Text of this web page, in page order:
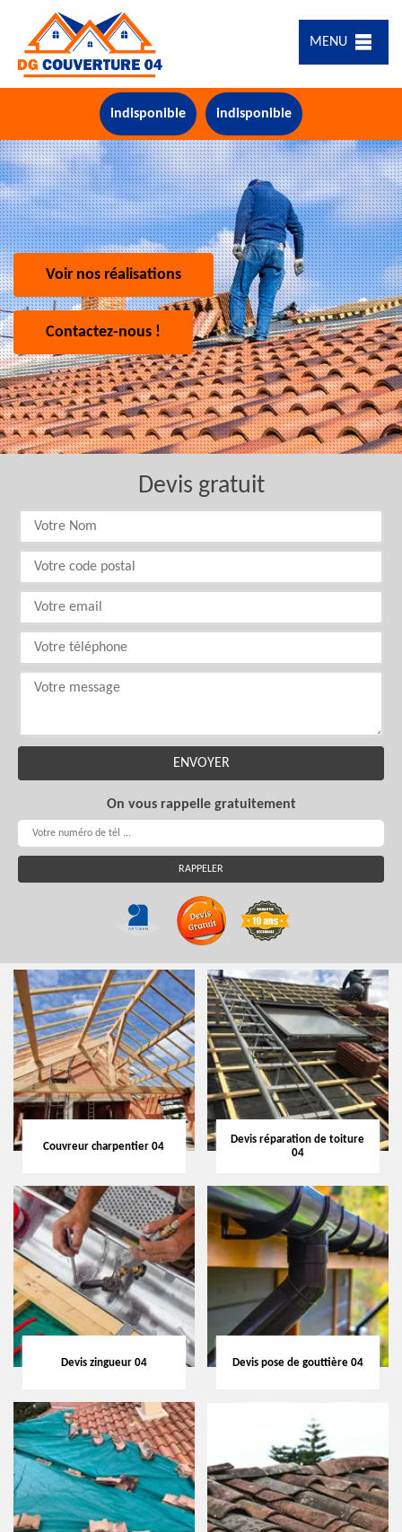
MENU
indisponible indisponible
Voir nos réalisations
Contactez-nous !
Devis gratuit
On vous rappelle gratuitement
Couvreur charpentier 04
Devis réparation de toiture
04
Devis zingueur 04 Devis pose de gouttière 04